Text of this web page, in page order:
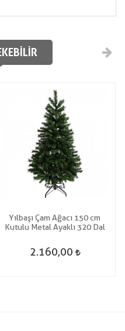
Yılbaşı Çam Ağacı 150 cm
Kutulu Metal Ayaklı 320 Dal
2.160,00